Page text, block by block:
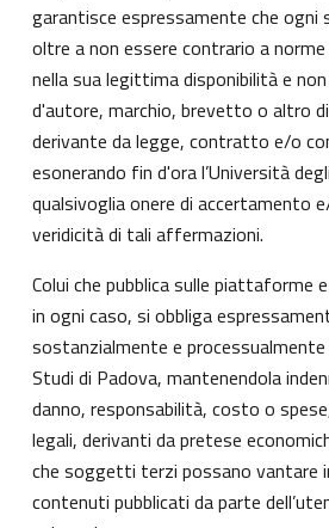
garantisce espressamente che ogni
oltre a non essere contrario a
nella sua legittima disponibilità e
d'autore, marchio, brevetto o altro
derivante da legge, contratto e/o
esonerando fin d'ora l’Università
qualsivoglia onere di accertamento
veridicità di tali affermazioni.
Colui che pubblica sulle piattaforme
in ogni caso, si obbliga
sostanzialmente e processualmente
Studi di Padova, mantenendola
danno, responsabilità, costo o
legali, derivanti da pretese
che soggetti terzi possano vantare
contenuti pubblicati da parte